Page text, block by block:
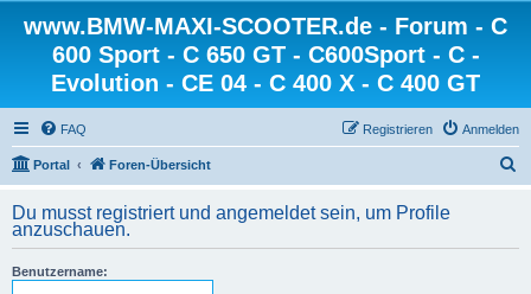
www.BMW-MAXI-SCOOTER.de - Forum - C
600 Sport - C 650 GT - C600Sport - C -
Evolution - CE 04 - C 400 X - C 400 GT
FAQ Anmelden
Registrieren
Portal Foren-Übersicht
h
Du musst registriert und angemeldet sein, um Profile
anzuschauen.
Benutzername: